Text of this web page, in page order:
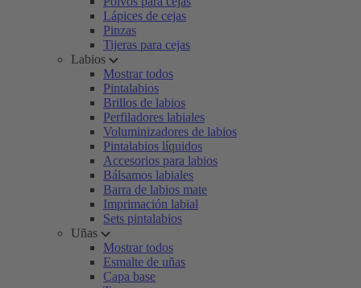
Lápices de cejas
Pinzas
Tijeras para cejas
Labios
Mostrar todos
Pintalabios
Brillos de labios
Perfiladores labiales
Voluminizadores de labios
Pintalabios líquidos
Accesorios para labios
Bálsamos labiales
Barra de labios mate
Imprimación labial
Sets pintalabios
Uñas
Mostrar todos
Esmalte de uñas
Capa base